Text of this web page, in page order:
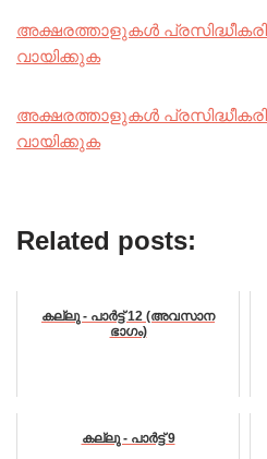
അക്ഷരത്താളുകൾ
വായിക്കുക
അക്ഷരത്താളുകൾ
വായിക്കുക
Related posts:
കല്ലു - പാർട്ട്‌ 12 (അവസാന
ഭാഗം)
കല്ലു - പാർട്ട്‌ 9